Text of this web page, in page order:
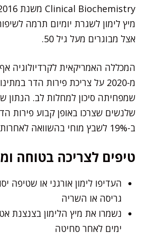
מיץ לימון לשגרת יומיום תרמה
אצל מבוגרים מעל גיל 50.
המכללה האמריקאית לקרדיולוגיה
מ-2020 על צריכת פירות הדר
שמפחיתה סיכון למחלות לב. הנתון
שלנשים שצרכו באופן קבוע פירות
ב-19% לשבץ מוחי בהשוואה לאחרות.
טיפים לצריכה בטוחה
העדיפו לימון אורגני או שטיפה
גריסה או השריה
ימים לאחר סחיטה